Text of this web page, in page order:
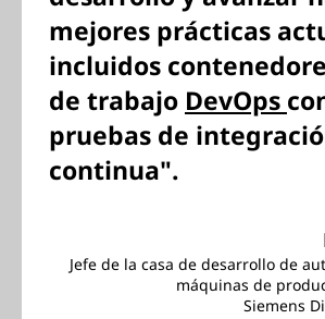
mejores prácticas
incluidos
de trabajo DevOps
pruebas de
continua".
Jefe de la casa de desarrollo de
máquinas de
Siemens